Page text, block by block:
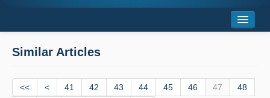
Journal Boards
Similar Articles
<< < 41 42 43 44 45 46 47
48